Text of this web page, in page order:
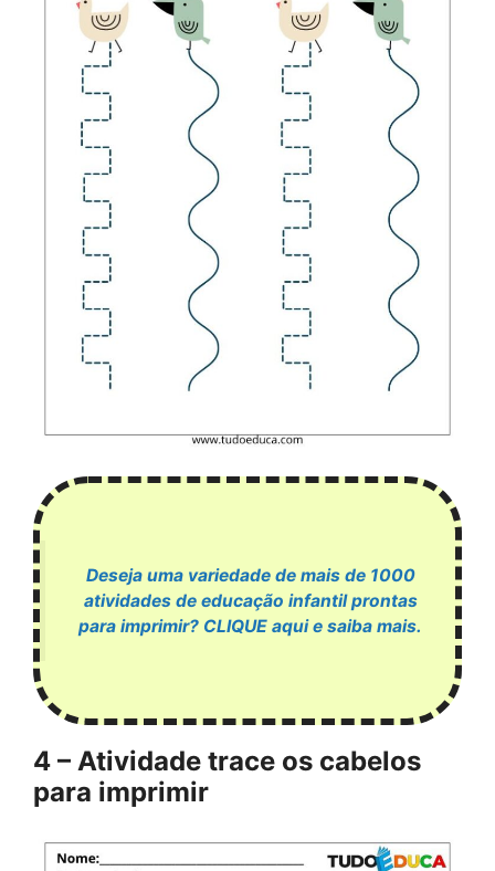
Deseja uma variedade de mais de 1000
atividades de educação infantil prontas
para imprimir? CLIQUE aqui e saiba mais.
4 – Atividade trace os cabelos
para imprimir